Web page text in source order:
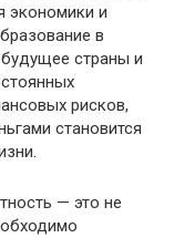
экономики и
в
страны и
рисков,
становится
— это не